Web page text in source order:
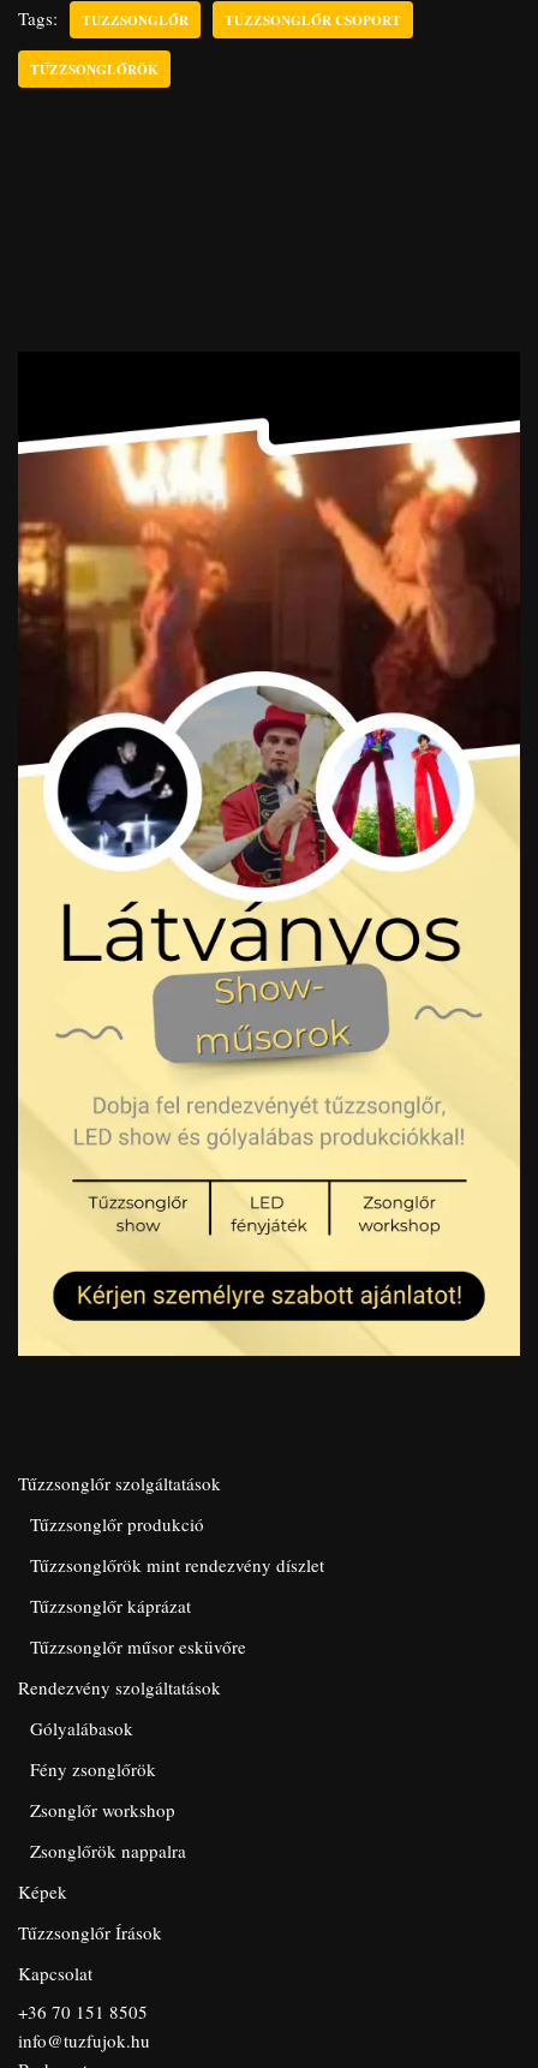
Tags: TŰZZSONGLŐR TŰZZSONGLŐR CSOPORT
TŰZZSONGLŐRÖK
Tűzzsonglőr szolgáltatások
Tűzzsonglőr produkció
Tűzzsonglőrök mint rendezvény díszlet
Tűzzsonglőr káprázat
Tűzzsonglőr műsor esküvőre
Rendezvény szolgáltatások
Gólyalábasok
Fény zsonglőrök
Zsonglőr workshop
Zsonglőrök nappalra
Képek
Tűzzsonglőr Írások
Kapcsolat
+36 70 151 8505
info@tuzfujok.hu